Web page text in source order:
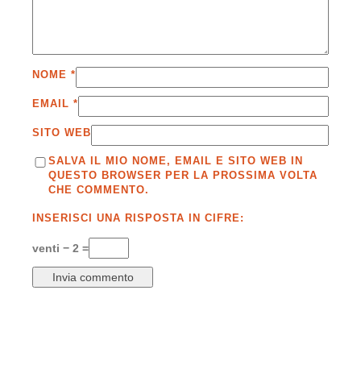
NOME *
EMAIL *
SITO WEB
SALVA IL MIO NOME, EMAIL E SITO WEB IN
QUESTO BROWSER PER LA PROSSIMA VOLTA
CHE COMMENTO.
INSERISCI UNA RISPOSTA IN CIFRE:
venti − 2 =